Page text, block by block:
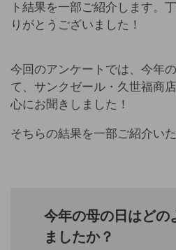
ト結果を一部ご紹介します。
りがとうございました！
今回のアンケートでは、今年
て、サンクゼール・久世福商
心にお聞きしました！
そちらの結果を一部ご紹介い
今年の母の日はどの
ましたか？